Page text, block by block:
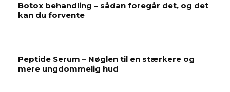
Botox behandling – sådan foregår det, og det
kan du forvente
Peptide Serum – Nøglen til en stærkere og
mere ungdommelig hud